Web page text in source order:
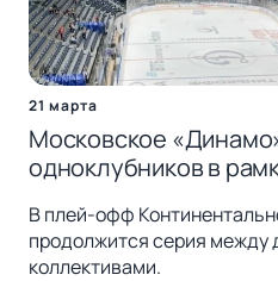
21 марта
Московское
одноклубников в
В плей-офф
продолжится серия между
коллективами.